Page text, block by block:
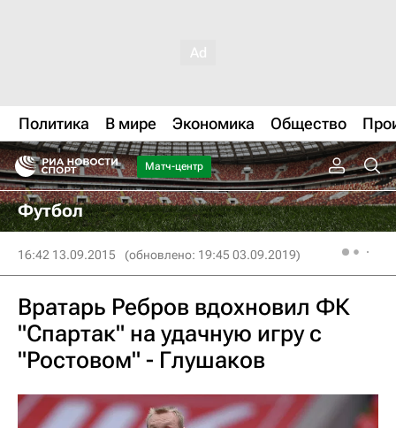
Политика В мире Экономика Общество
Матч-центр
Футбол
16:42 13.09.2015 (обновлено: 19:45 03.09.2019)
Вратарь Ребров вдохновил ФК
"Спартак" на удачную игру с
"Ростовом" - Глушаков